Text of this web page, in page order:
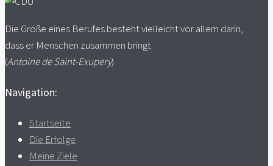
Die Größe eines Berufes besteht vielleicht vor allem darin,
dass er Menschen zusammen bringt.
(Antoine de Saint-Exupery)
Navigation:
Startseite
Die Erfolge
Meine Ziele